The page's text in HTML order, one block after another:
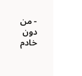
- من
دون
خادم